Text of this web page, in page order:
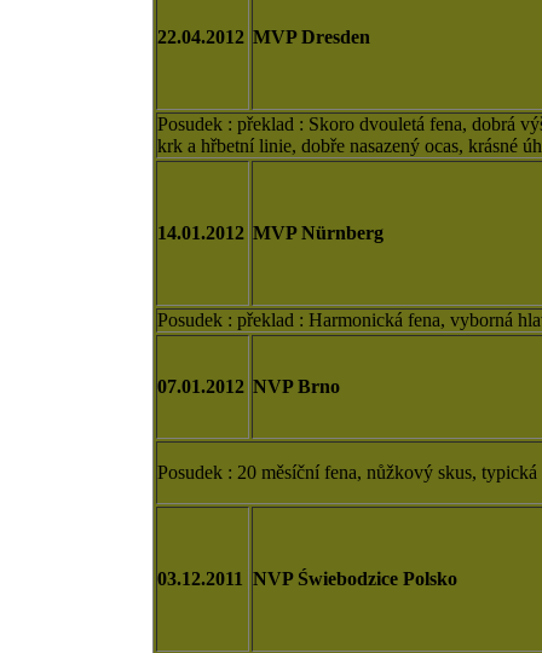
22.04.2012 MVP Dresden
Posudek : překlad : Skoro dvouletá fena, dobrá
krk a hřbetní linie, dobře nasazený ocas, krásné
14.01.2012 MVP Nürnberg
Posudek : překlad : Harmonická fena, vyborná
07.01.2012 NVP Brno
Posudek : 20 měsíční fena, nůžkový skus,
03.12.2011 NVP Świebodzice Polsko